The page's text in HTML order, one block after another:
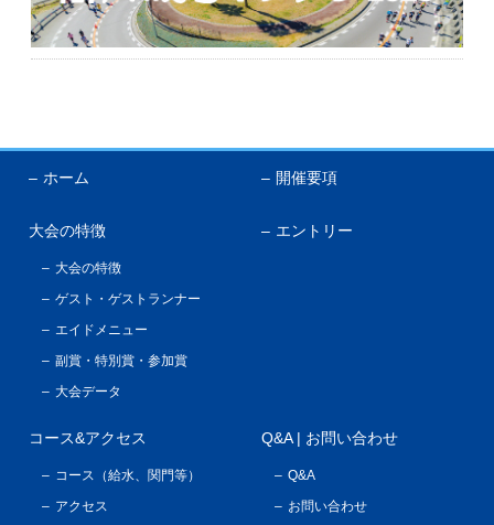
English
ホーム 開催要項
大会の特徴
大会の特徴
ゲスト・ゲストランナー
エイドメニュー
副賞・特別賞・参加賞
大会データ
エントリー
コース&アクセス
コース（給水、関門等）
アクセス
Q&A | お問い合わせ
Q&A
お問い合わせ